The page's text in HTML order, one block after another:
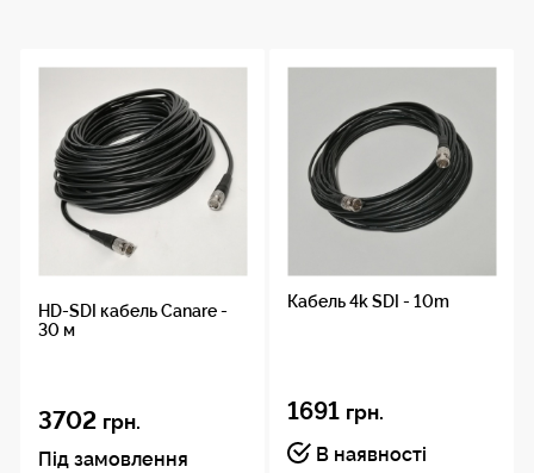
HD-SDI кабель Canare -
30 м
3702 грн.
Під замовлення
Кабель 4k SDI - 10m
1691 грн.
В наявності